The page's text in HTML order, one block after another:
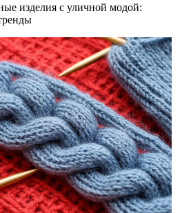
изделия с уличной модой: